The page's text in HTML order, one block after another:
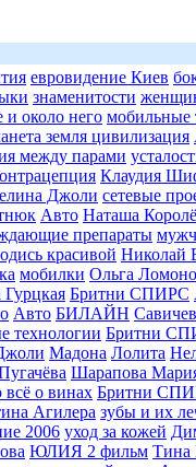
евровидение Киев
знаменитости
и около него мобильные
земля цивилизация
между парами
Клаудия
Джоли сетевые
Авто Наташа
препараты
красивой Николай
мобилки Ольга
Бритни СПИРС
Авто БИЛАЙН
технологии Бритни
Мадона Лолита
Шарапова
всё о винах Бритни
Агилера зубы и их
2006 уход за кожей
ЮЛИЯ 2 фильм Тина